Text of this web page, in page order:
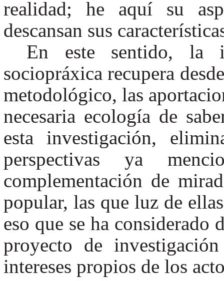
realidad; he aquí su
descansan sus
En este sentido, la
sociopráxica recupera
metodológico, las
necesaria ecología de
esta investigación,
perspectivas ya
complementación de
popular, las que luz de
eso que se ha
proyecto de
intereses propios de los